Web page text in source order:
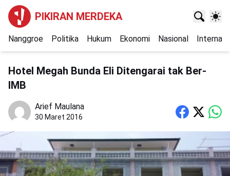
PIKIRAN MERDEKA
Nanggroe Politika Hukum Ekonomi Nasional
Hotel Megah Bunda Eli Ditengarai tak Ber-
IMB
Arief Maulana
30 Maret 2016